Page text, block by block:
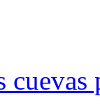
cuevas